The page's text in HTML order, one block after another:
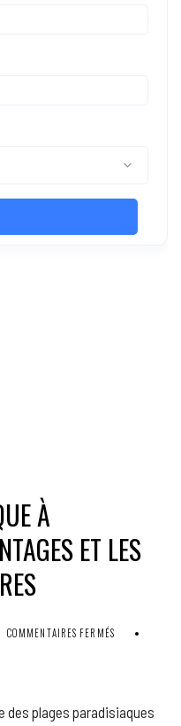
À
ET LES
COMMENTAIRES FERMÉS
LES
des plages paradisiaques